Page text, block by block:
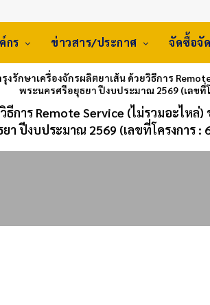
กร ข่าวสาร/ประกาศ จัดซื้อจั
งรักษาเครื่องจักรผลิตยาเส้น ด้วยวิธีการ
พระนครศรีอยุธยา ปีงบประมาณ 2569 (เลขที่โ
ธีการ Remote Service (ไม่รวมอะไหล่
ปีงบประมาณ 2569 (เลขที่โครงการ :